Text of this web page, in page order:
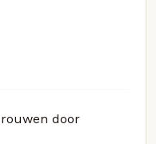
door